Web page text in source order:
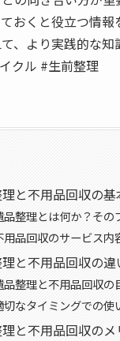
おくと役立つ情
、より実践的な
クル #生前整理
と不用品回収の基
品整理とは何か？そ
用品回収のサービス内
と不用品回収の
品整理と不用品回収の
切なタイミングでの使
と不用品回収の